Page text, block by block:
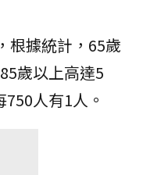
根據統計，65歲
歲以上高達5
人有1人。